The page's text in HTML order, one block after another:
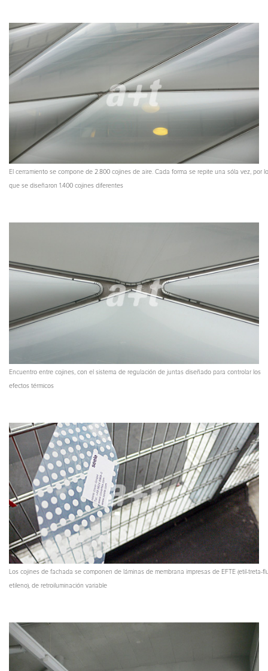
El cerramiento se compone de 2.800 cojines de aire. Cada forma se repite una sóla vez, por lo
que se diseñaron 1.400 cojines diferentes
Encuentro entre cojines, con el sistema de regulación de juntas diseñado para controlar los
efectos térmicos
Los cojines de fachada se componen de láminas de membrana impresas de EFTE (etil-treta-
etileno), de retroiluminación variable